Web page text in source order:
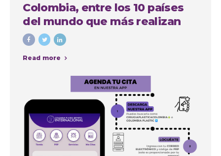
Colombia, entre los 10 países
del mundo que más realizan
cirugías plásticas estéticas
Read more